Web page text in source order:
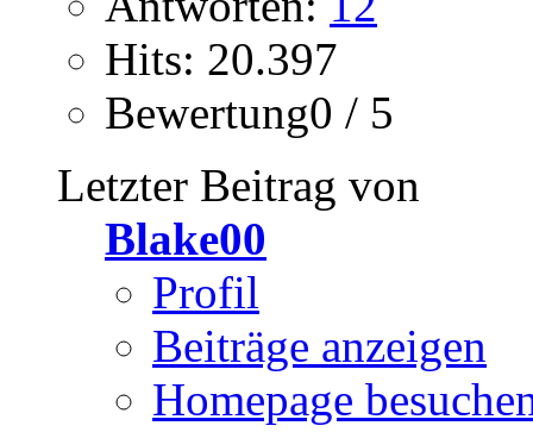
Hits: 20.397
Bewertung0 / 5
Letzter Beitrag von
Blake00
Profil
Beiträge anzeigen
Homepage